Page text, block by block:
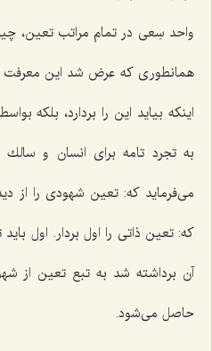
واحد سِعى در تمام مراتب تعین،
همانطورى كه عرض شد این معرفت
اینكه بیاید این را بردارد، بلكه
به تجرد تامه براى انسان و
مى‌فرماید كه: تعین شهودى را از
كه: تعین ذاتى را اول بردار. اول
آن برداشته شد به تبع تعین از
حاصل مى‌شود.